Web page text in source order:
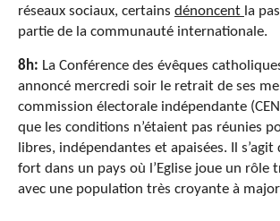
réseaux sociaux, certains dénoncent la
partie de la communauté internationale.
8h: La Conférence des évêques
annoncé mercredi soir le retrait de ses
commission électorale indépendante
que les conditions n’étaient pas réunies
libres, indépendantes et apaisées. Il s’agit
fort dans un pays où l’Eglise joue un rôle
avec une population très croyante à